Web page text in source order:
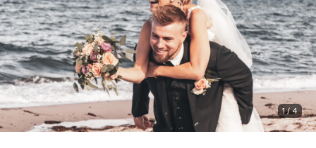
1 / 4